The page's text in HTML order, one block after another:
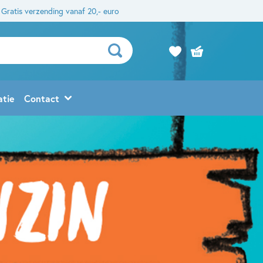
Gratis verzending vanaf 20,- euro
Contact